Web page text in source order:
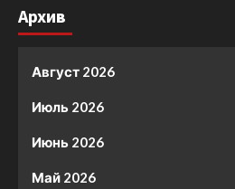
Архив
Август 2026
Июль 2026
Июнь 2026
Май 2026